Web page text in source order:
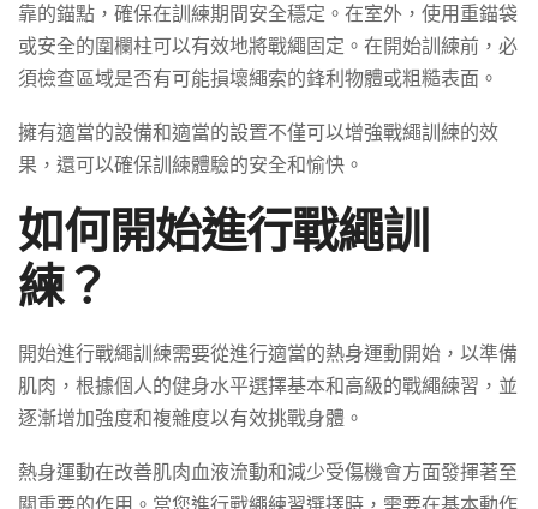
靠的錨點，確保在訓練期間安全穩定。在室外，使用重錨袋
或安全的圍欄柱可以有效地將戰繩固定。在開始訓練前，必
須檢查區域是否有可能損壞繩索的鋒利物體或粗糙表面。
擁有適當的設備和適當的設置不僅可以增強戰繩訓練的效
果，還可以確保訓練體驗的安全和愉快。
如何開始進行戰繩訓
練？
開始進行戰繩訓練需要從進行適當的熱身運動開始，以準備
肌肉，根據個人的健身水平選擇基本和高級的戰繩練習，並
逐漸增加強度和複雜度以有效挑戰身體。
熱身運動在改善肌肉血液流動和減少受傷機會方面發揮著至
關重要的作用。當您進行戰繩練習選擇時，需要在基本動作